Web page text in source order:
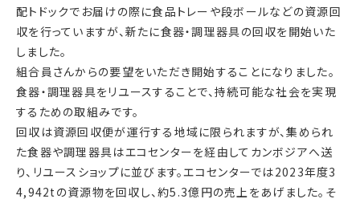
配トドックでお届けの際に食品トレーや段ボールなどの資源回
収を行っていますが、新たに食器・調理器具の回収を開始いた
しました。
組合員さんからの要望をいただき開始することになりました。
食器・調理器具をリユースすることで、持続可能な社会を実現
するための取組みです。
回収は資源回収便が運行する地域に限られますが、集められ
た食器や調理器具はエコセンターを経由してカンボジアへ送
り、リユースショップに並びます。エコセンターでは2023年度3
4,942tの資源物を回収し、約5.3億円の売上をあげました。そ